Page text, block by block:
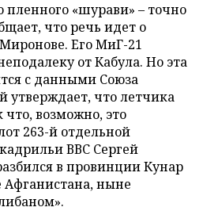
пленного «шурави» – точно
что речь идет о
Его МиГ-21
от Кабула. Но эта
с данными Союза
утверждает, что летчика
что, возможно, это
263-й отдельной
ВВС Сергей
в провинции Кунар
Афганистана, ныне